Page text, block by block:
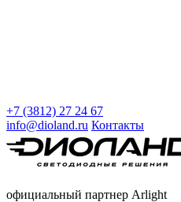
+7 (3812) 27 24 67
info@dioland.ru Контакты
официальный партнер Arlight